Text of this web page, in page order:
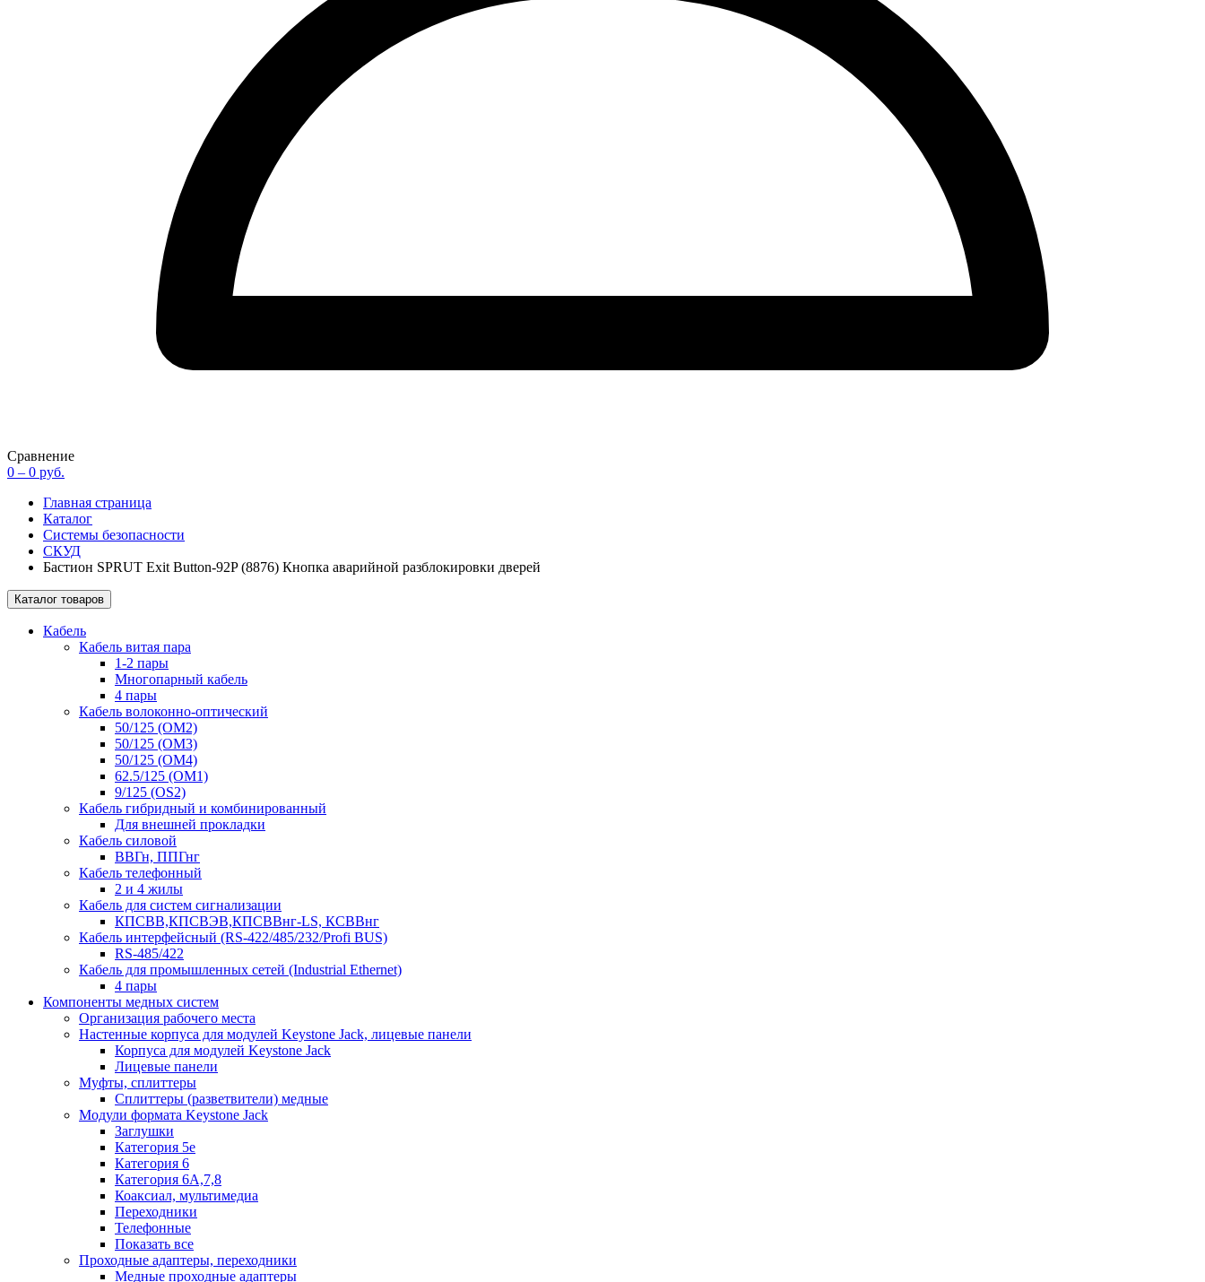
Сравнение
0 – 0 руб.
Главная страница
Каталог
Системы безопасности
СКУД
Бастион SPRUT Exit Button-92P (8876) Кнопка аварийной разблокировки дверей
Каталог товаров
Кабель
Кабель витая пара
1-2 пары
Многопарный кабель
4 пары
Кабель волоконно-оптический
50/125 (OM2)
50/125 (OM3)
50/125 (OM4)
62.5/125 (OM1)
9/125 (OS2)
Кабель гибридный и комбинированный
Для внешней прокладки
Кабель силовой
ВВГн, ППГнг
Кабель телефонный
2 и 4 жилы
Кабель для систем сигнализации
КПСВВ,КПСВЭВ,КПСВВнг-LS, КСВВнг
Кабель интерфейсный (RS-422/485/232/Profi BUS)
RS-485/422
Кабель для промышленных сетей (Industrial Ethernet)
4 пары
Компоненты медных систем
Организация рабочего места
Настенные корпуса для модулей Keystone Jack, лицевые панели
Корпуса для модулей Keystone Jack
Лицевые панели
Муфты, сплиттеры
Сплиттеры (разветвители) медные
Модули формата Keystone Jack
Заглушки
Категория 5е
Категория 6
Категория 6А,7,8
Коаксиал, мультимедиа
Переходники
Телефонные
Показать все
Проходные адаптеры, переходники
Медные проходные адаптеры